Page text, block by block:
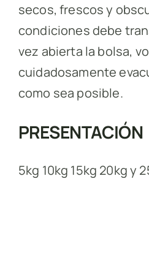
secos, frescos y
condiciones debe
vez abierta la bolsa,
cuidadosamente
como sea posible.
PRESENTACIÓN
5kg 10kg 15kg 20kg y